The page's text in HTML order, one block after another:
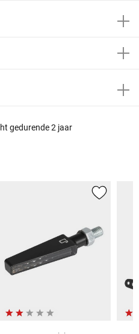
gedurende 2 jaar